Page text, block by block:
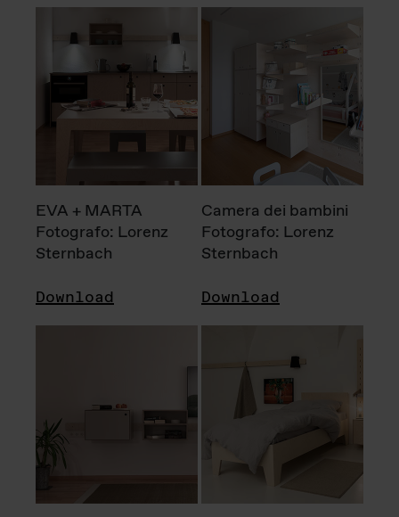
EVA + MARTA
Fotografo: Lorenz
Sternbach
Download
Camera dei bambini
Fotografo: Lorenz
Sternbach
Download